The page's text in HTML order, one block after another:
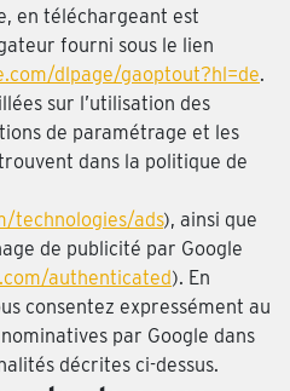
en téléchargeant est
fourni sous le lien
dlpage/gaoptout?hl=de.
sur l’utilisation des
de paramétrage et les
dans la politique de
technologies/ads), ainsi que
de publicité par Google
authenticated). En
consentez expressément au
par Google dans
décrites ci-dessus.